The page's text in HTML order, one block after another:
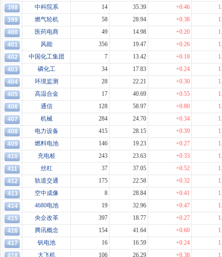
398
中科院系 14 35.39 +0.46
399
燃气轮机 58 28.94 +0.38
400
医药电商 49 14.98 +0.20
401
风能 356 19.47 +0.26
402
中国化工集团 7 13.42 +0.18
403
磷化工 34 17.83 +0.24
404
环境监测 28 22.21 +0.30
405
高温合金 17 40.69 +0.55
406
通信 128 58.97 +0.80
407
机械 284 24.70 +0.34
408
电力设备 415 28.15 +0.39
409
燃料电池 146 19.23 +0.27
410
充电桩 243 23.63 +0.33
411
丝杠 37 37.05 +0.52
412
轨道交通 175 22.58 +0.32
413
空中成像 8 28.84 +0.41
414
4680电池 19 32.96 +0.47
415
央企改革 397 18.77 +0.27
416
腾讯概念 154 41.64 +0.60
417
钒电池 16 16.59 +0.24
418
大飞机 106 26.29 +0.38